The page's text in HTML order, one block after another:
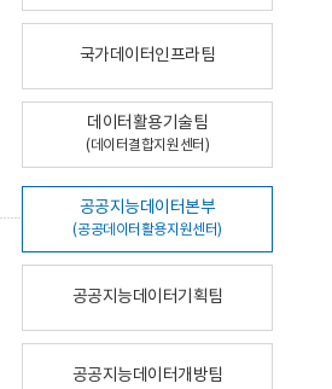
국가데이터인프라팀
데이터활용기술팀
(데이터결합지원센터)
공공지능데이터본부
(공공데이터활용지원센터)
공공지능데이터기획팀
공공지능데이터개방팀